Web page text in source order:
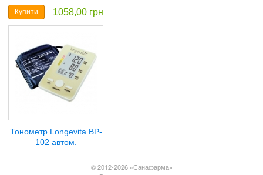
Купити 1058,00 грн
Тонометр Longevita BP-
102 автом.
© 2012-2026 «Санафарма»